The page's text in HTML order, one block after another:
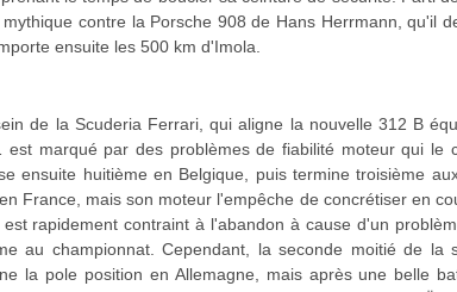
contre la Porsche 908 de Hans Herrmann, qu'il
ensuite les 500 km d'Imola.
de la Scuderia Ferrari, qui aligne la nouvelle 312 B
marqué par des problèmes de fiabilité moteur qui le
ensuite huitième en Belgique, puis termine troisième
France, mais son moteur l'empêche de concrétiser en
rapidement contraint à l'abandon à cause d'un
au championnat. Cependant, la seconde moitié de la
la pole position en Allemagne, mais après une belle